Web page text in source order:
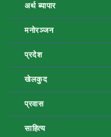
अर्थ ब्यापार
मनोरञ्जन
प्रदेश
खेलकुद
प्रवास
साहित्य